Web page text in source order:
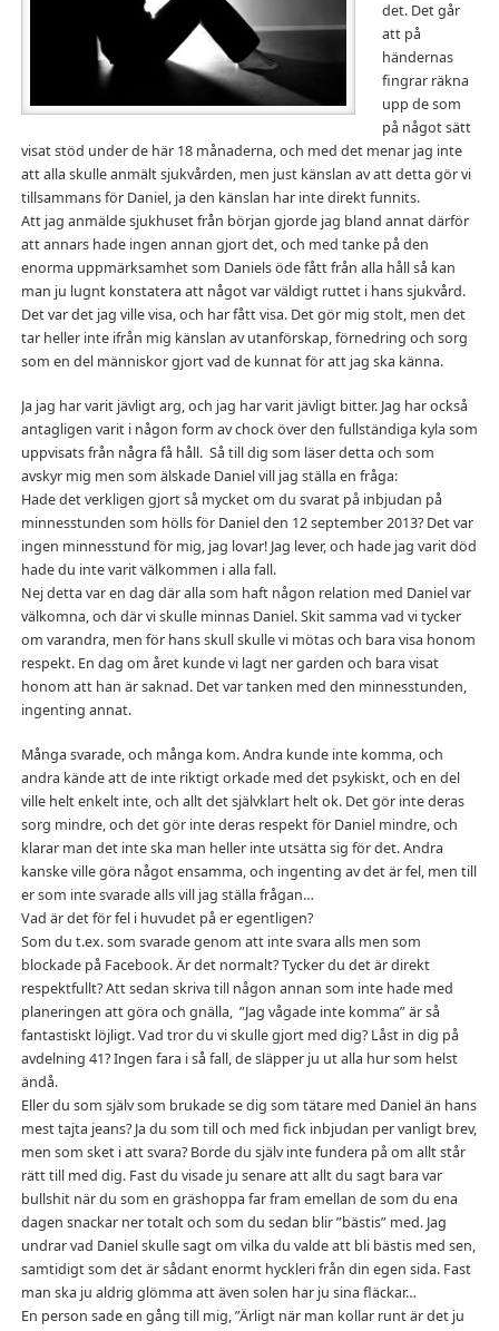
det. Det går
att på
händernas
fingrar räkna
upp de som
på något sätt
visat stöd under de här 18 månaderna, och med det menar jag inte
att alla skulle anmält sjukvården, men just känslan av att detta gör vi
tillsammans för Daniel, ja den känslan har inte direkt funnits.
Att jag anmälde sjukhuset från början gjorde jag bland annat därför
att annars hade ingen annan gjort det, och med tanke på den
enorma uppmärksamhet som Daniels öde fått från alla håll så kan
man ju lugnt konstatera att något var väldigt ruttet i hans sjukvård.
Det var det jag ville visa, och har fått visa. Det gör mig stolt, men det
tar heller inte ifrån mig känslan av utanförskap, förnedring och sorg
som en del människor gjort vad de kunnat för att jag ska känna.
Ja jag har varit jävligt arg, och jag har varit jävligt bitter. Jag har också
antagligen varit i någon form av chock över den fullständiga kyla som
uppvisats från några få håll. Så till dig som läser detta och som
avskyr mig men som älskade Daniel vill jag ställa en fråga:
Hade det verkligen gjort så mycket om du svarat på inbjudan på
minnesstunden som hölls för Daniel den 12 september 2013? Det var
ingen minnesstund för mig, jag lovar! Jag lever, och hade jag varit död
hade du inte varit välkommen i alla fall.
Nej detta var en dag där alla som haft någon relation med Daniel var
välkomna, och där vi skulle minnas Daniel. Skit samma vad vi tycker
om varandra, men för hans skull skulle vi mötas och bara visa honom
respekt. En dag om året kunde vi lagt ner garden och bara visat
honom att han är saknad. Det var tanken med den minnesstunden,
ingenting annat.
Många svarade, och många kom. Andra kunde inte komma, och
andra kände att de inte riktigt orkade med det psykiskt, och en del
ville helt enkelt inte, och allt det självklart helt ok. Det gör inte deras
sorg mindre, och det gör inte deras respekt för Daniel mindre, och
klarar man det inte ska man heller inte utsätta sig för det. Andra
kanske ville göra något ensamma, och ingenting av det är fel, men till
er som inte svarade alls vill jag ställa frågan…
Vad är det för fel i huvudet på er egentligen?
Som du t.ex. som svarade genom att inte svara alls men som
blockade på Facebook. Är det normalt? Tycker du det är direkt
respektfullt? Att sedan skriva till någon annan som inte hade med
planeringen att göra och gnälla, ”Jag vågade inte komma” är så
fantastiskt löjligt. Vad tror du vi skulle gjort med dig? Låst in dig på
avdelning 41? Ingen fara i så fall, de släpper ju ut alla hur som helst
ändå.
Eller du som själv som brukade se dig som tätare med Daniel än hans
mest tajta jeans? Ja du som till och med fick inbjudan per vanligt brev,
men som sket i att svara? Borde du själv inte fundera på om allt står
rätt till med dig. Fast du visade ju senare att allt du sagt bara var
bullshit när du som en gräshoppa far fram emellan de som du ena
dagen snackar ner totalt och som du sedan blir ”bästis” med. Jag
undrar vad Daniel skulle sagt om vilka du valde att bli bästis med sen,
samtidigt som det är sådant enormt hyckleri från din egen sida. Fast
man ska ju aldrig glömma att även solen har ju sina fläckar…
En person sade en gång till mig, ”Ärligt när man kollar runt är det ju